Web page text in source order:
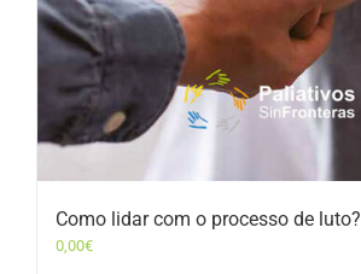
Como lidar com o processo de luto?
0,00€